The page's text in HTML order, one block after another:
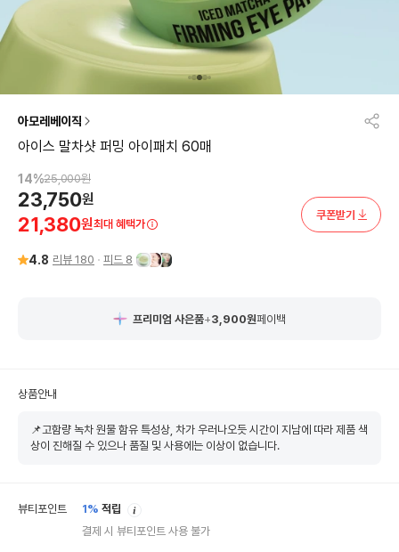
아모레베이직
아이스 말차샷 퍼밍 아이패치 60매
14%25,000원
23,750원
21,380원최대 혜택가
쿠폰받기
4.8 리뷰 180 피드 8
프리미엄 사은품+3,900원페이백
상품안내
📌고함량 녹차 원물 함유 특성상, 차가 우러나오듯 시간이 지남에 따라 제품 색
상이 진해질 수 있으나 품질 및 사용에는 이상이 없습니다.
뷰티포인트 1% 적립
결제 시 뷰티포인트 사용 불가